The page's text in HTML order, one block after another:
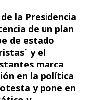
la Presidencia
de un plan
de estado
y el
marca
en la política
y pone en